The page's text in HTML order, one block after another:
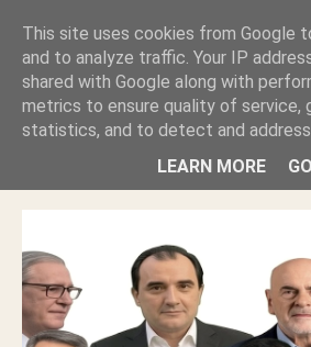
ΑΥΤΟΧΘΟΝΕΣ ΜΟΥ ΕΚΛΕΙΣΑΝ ΤΑ
ΦΙΜΩΣΑΝ ΤΟ SITE. ΟΙ ΧΙΛΙΑΔΕΣ
ΕΠΕΝΔΥΣΑΤΕ ΓΙΑ ΛΕΗΛΑΣΙΑ ΚΑΙ
ΓΛΥΦΑΔΑ WEB |ΟΙ ΜΕΓΑΛΟΙ
ΜΙΚΡΟΝ ΑΠΑΓΟΥΣΙ
This site uses cookies from Google
and to analyze traffic. Your IP
shared with Google along with
metrics to ensure quality of service,
statistics, and to detect and address
LEARN MORE